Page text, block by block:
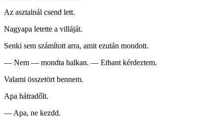
Az asztalnál csend lett.
Nagyapa letette a villáját.
Senki sem számított arra, amit ezután mondott.
— Nem — mondta halkan. — Ethant kérdeztem.
Valami összetört bennem.
Apa hátradőlt.
— Apa, ne kezdd.